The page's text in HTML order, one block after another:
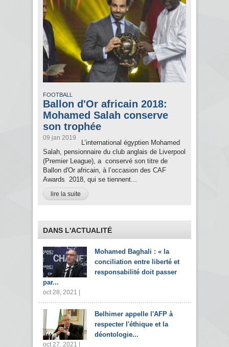
FOOTBALL
Ballon d'Or africain 2018:
Mohamed Salah conserve
son trophée
09 jan 2019
L’international égyptien Mohamed
Salah, pensionnaire du club anglais de Liverpool
(Premier League), a conservé son titre de
Ballon d'Or africain, à l’occasion des CAF
Awards 2018, qui se tiennent...
lire la suite
DANS L'ACTUALITÉ
Mohamed Baghali : « la
conciliation entre liberté et
responsabilité doit passer
par...
oct 28, 2021 |
Belhimer appelle l'AFP à
respecter l'éthique et la
déontologie...
oct 27, 2021 |